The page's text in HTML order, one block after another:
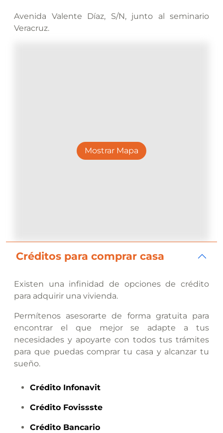
Avenida Valente Díaz, S/N, junto al seminario
Veracruz.
Mostrar Mapa
Créditos para comprar casa
Existen una infinidad de opciones de crédito
para adquirir una vivienda.
Permítenos asesorarte de forma gratuita para
encontrar el que mejor se adapte a tus
necesidades y apoyarte con todos tus trámites
para que puedas comprar tu casa y alcanzar tu
sueño.
Crédito Infonavit
Crédito Fovissste
Crédito Bancario